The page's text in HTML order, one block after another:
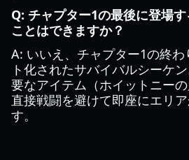
Q: チャプター1の最後に登場
ことはできますか？
A: いいえ、チャプター1の終
ト化されたサバイバルシーケ
要なアイテム（ホイットニーの
直接戦闘を避けて即座にエリ
す。